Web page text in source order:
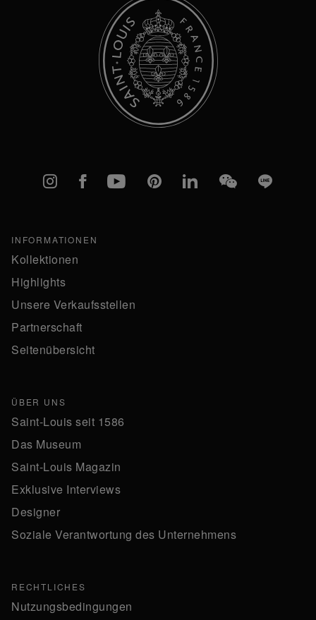
Instagram
FacebookYouTubePinterestlinkedInWeChatLine
INFORMATIONEN
Kollektionen
Highlights
Unsere Verkaufsstellen
Partnerschaft
Seitenübersicht
ÜBER UNS
Saint-Louis seit 1586
Das Museum
Saint-Louis Magazin
Exklusive Interviews
Designer
Soziale Verantwortung des Unternehmens
RECHTLICHES
Nutzungsbedingungen